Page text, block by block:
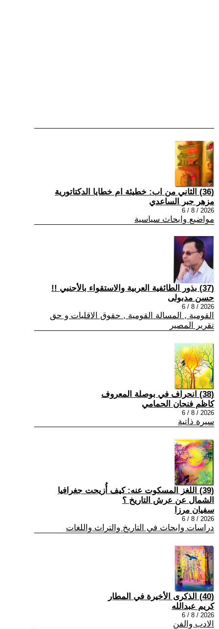
(36) الثاني من اب: خطيئة ام خطايا الدكتاتورية
مزهر جبر الساعدي
2026 / 8 / 6
مواضيع وابحاث سياسية
(37) بذور الطائفية العربية والاستقواء بالأجنبي !!
حسن مدبولى
2026 / 8 / 6
القومية , المسالة القومية , حقوق الاقليات و حق
تقرير المصير
(38) انحراف في بوصلة المعروف
كاظم فنجان الحمامي
2026 / 8 / 6
سيرة ذاتية
(39) اللغز المسكوت عنه: كيف أُزيحت جغرافيا
الشمال عن عرش التاريخ ؟
سفيان مرزا
2026 / 8 / 6
دراسات وابحاث في التاريخ والتراث واللغات
(40) الذكرى الأخيرة في المطار
كريم عبدالله
2026 / 8 / 6
الادب والفن